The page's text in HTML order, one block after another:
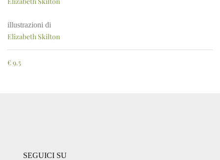
illustrazioni di
Elizabeth Skilton
€9.5
SEGUICI SU